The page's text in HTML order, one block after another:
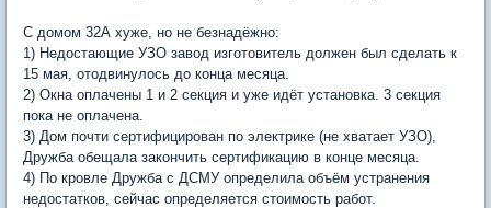
С домом 32А хуже, но не безнадёжно:
1) Недостающие УЗО завод изготовитель должен был сделать к
15 мая, отодвинулось до конца месяца.
2) Окна оплачены 1 и 2 секция и уже идёт установка. 3 секция
пока не оплачена.
3) Дом почти сертифицирован по электрике (не хватает УЗО),
Дружба обещала закончить сертификацию в конце месяца.
4) По кровле Дружба с ДСМУ определила объём устранения
недостатков, сейчас определяется стоимость работ.